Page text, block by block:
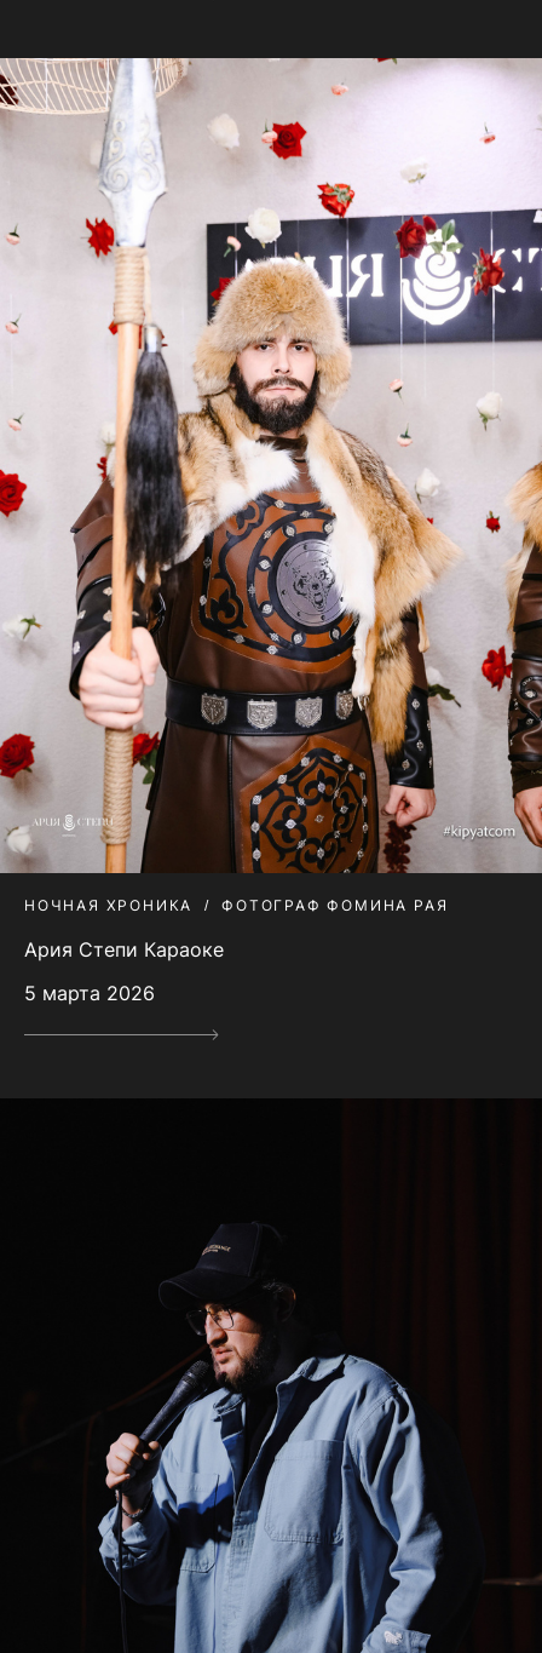
НОЧНАЯ ХРОНИКА ФОТОГРАФ ФОМИНА РАЯ
Ария Степи Караоке
5 марта 2026